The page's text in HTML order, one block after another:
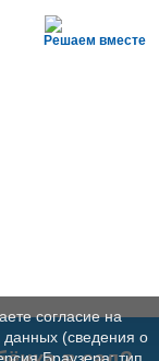
Решаем вместе
согласие на
данных (сведения о